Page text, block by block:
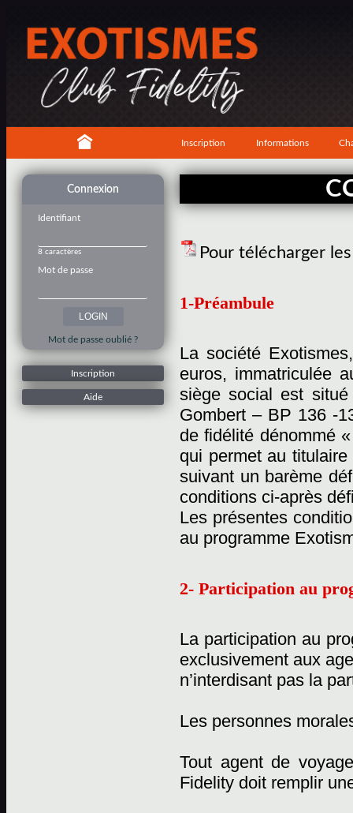
Inscription Informations
Connexion
Identifiant
8 caractères
Mot de passe
Mot de passe oublié ?
Inscription
Aide
Pour télécharger
1-Préambule
La société
euros, immatriculée
siège social est
Gombert – BP 136 -
de fidélité dénommé
qui permet au
suivant un barème
conditions ci-après
Les présentes
au programme
2- Participation au
La participation au
exclusivement aux
n’interdisant pas la
Les personnes
Tout agent de
Fidelity doit remplir